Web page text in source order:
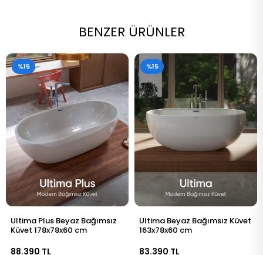
BENZER ÜRÜNLER
Ultima Beyaz Bağımsız Küvet
163x78x60 cm
83.390 TL
%15
Tekna Plus Beyaz Bağımsız
Küvet 176x80x60 cm
87.590 TL
%15